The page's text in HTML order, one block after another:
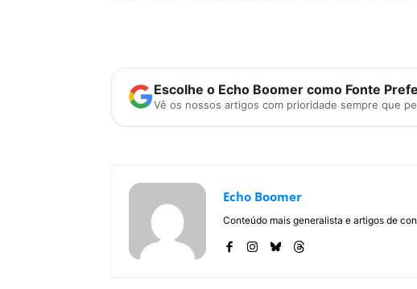
Escolhe o Echo Boomer como Fonte
Vê os nossos artigos com prioridade sempre que
Echo Boomer
Conteúdo mais generalista e artigos de